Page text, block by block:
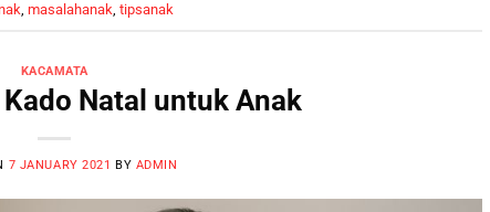
, masalahanak, tipsanak
KACAMATA
Natal untuk Anak
7 JANUARY 2021 BY ADMIN